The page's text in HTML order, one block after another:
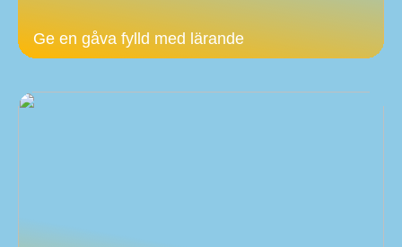
Ge en gåva fylld med lärande